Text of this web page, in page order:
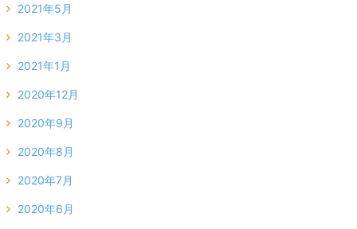
2021年5月
2021年3月
2021年1月
2020年12月
2020年9月
2020年8月
2020年7月
2020年6月